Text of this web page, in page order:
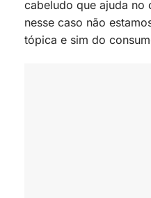
cabeludo que ajuda no
nesse caso não
tópica e sim do